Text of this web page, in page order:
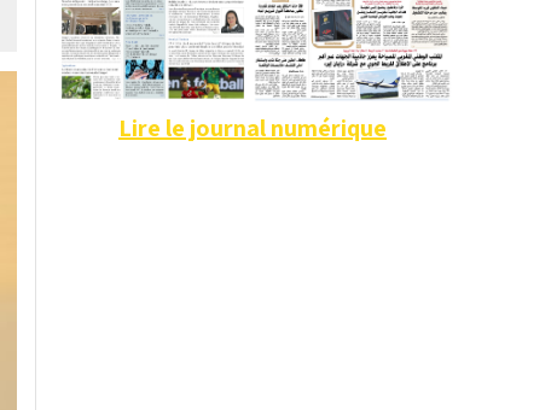
Lire le journal numérique